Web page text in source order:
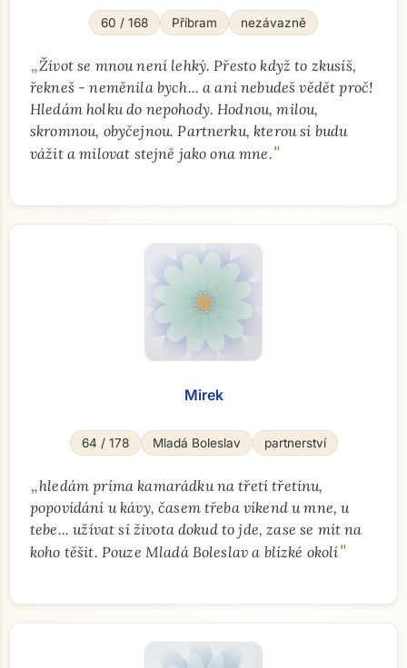
60 / 168 Příbram nezávazně
„Život se mnou není lehký. Přesto když to zkusíš,
řekneš - neměnila bych... a ani nebudeš vědět proč!
Hledám holku do nepohody. Hodnou, milou,
skromnou, obyčejnou. Partnerku, kterou si budu
vážit a milovat stejně jako ona mne."
Mirek
64 / 178 Mladá Boleslav partnerství
„hledám príma kamarádku na třetí třetinu,
popovídání u kávy, časem třeba víkend u mne, u
tebe... užívat si života dokud to jde, zase se mít na
koho těšit. Pouze Mladá Boleslav a blízké okolí"